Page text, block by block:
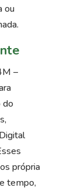
ou
–
do
própria
tempo,